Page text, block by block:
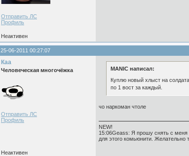
Отправить ЛС
Профиль
Неактивен
25-06-2011 00:27:07
Каа
Человеческая многочёжка
Отправить ЛС
Профиль
MANIC написал:
Куплю новый хлыст на
по 1 вост за каждый.
чо наркоман чтоле
NEW!
15:06Geass: Я прошу снять с меня
для этого комьюнити. Желательно
Неактивен